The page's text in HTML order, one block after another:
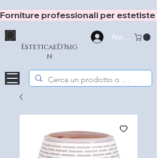
Forniture professionali per
EsteticaeD3sig
n
Accedi